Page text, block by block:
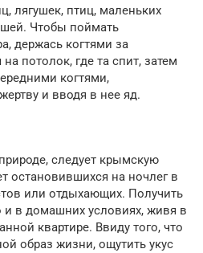
лягушек, птиц, маленьких
Чтобы поймать
держась когтями за
потолок, где та спит, затем
когтями,
и вводя в нее яд.
следует крымскую
остановившихся на ночлег в
или отдыхающих. Получить
в домашних условиях, живя в
квартире. Ввиду того, что
образ жизни, ощутить укус